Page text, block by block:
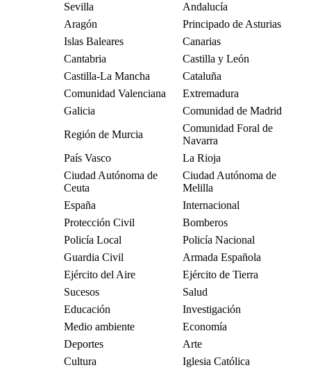
Sevilla
Andalucía
Aragón
Principado de Asturias
Islas Baleares
Canarias
Cantabria
Castilla y León
Castilla-La Mancha
Cataluña
Comunidad Valenciana
Extremadura
Galicia
Comunidad de Madrid
Región de Murcia
Comunidad Foral de
Navarra
País Vasco
La Rioja
Ciudad Autónoma de
Ceuta
Ciudad Autónoma de
Melilla
España
Internacional
Protección Civil
Bomberos
Policía Local
Policía Nacional
Guardia Civil
Armada Española
Ejército del Aire
Ejército de Tierra
Sucesos
Salud
Educación
Investigación
Medio ambiente
Economía
Deportes
Arte
Cultura
Iglesia Católica